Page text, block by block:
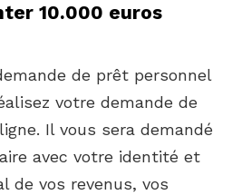
10.000 euros
de prêt personnel
votre demande de
Il vous sera demandé
avec votre identité et
de vos revenus, vos